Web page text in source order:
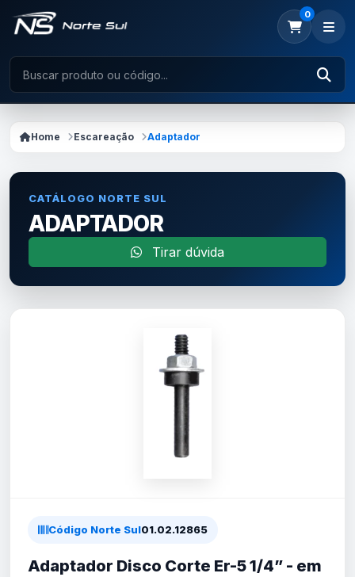
0
Home Escareação Adaptador
CATÁLOGO NORTE SUL
ADAPTADOR
Tirar dúvida
Código Norte Sul01.02.12865
Adaptador Disco Corte Er-5 1/4” - em